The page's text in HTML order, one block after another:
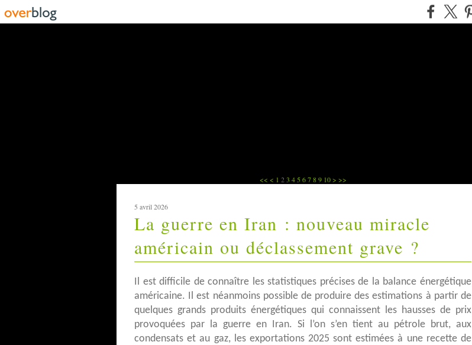
<< < 1 2 3 4 5 6 7 8 9 10 > >>
5 avril 2026
La guerre en Iran : nouveau miracle
américain ou déclassement grave ?
Il est difficile de connaître les statistiques précises de la balance énergétique
américaine. Il est néanmoins possible de produire des estimations à partir de
quelques grands produits énergétiques qui connaissent les hausses de prix
provoquées par la guerre en Iran. Si l’on s’en tient au pétrole brut, aux
condensats et au gaz, les exportations 2025 sont estimées à une recette de